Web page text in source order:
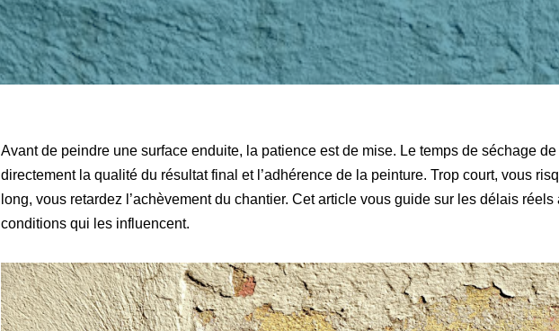
Avant de peindre une surface enduite, la patience est de mise. Le temps de séchage
directement la qualité du résultat final et l’adhérence de la peinture. Trop court, vous
long, vous retardez l’achèvement du chantier. Cet article vous guide sur les délais réels
conditions qui les influencent.